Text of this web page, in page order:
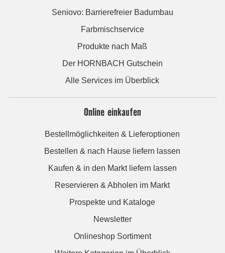
Seniovo: Barrierefreier Badumbau
Farbmischservice
Produkte nach Maß
Der HORNBACH Gutschein
Alle Services im Überblick
Online einkaufen
Bestellmöglichkeiten & Lieferoptionen
Bestellen & nach Hause liefern lassen
Kaufen & in den Markt liefern lassen
Reservieren & Abholen im Markt
Prospekte und Kataloge
Newsletter
Onlineshop Sortiment